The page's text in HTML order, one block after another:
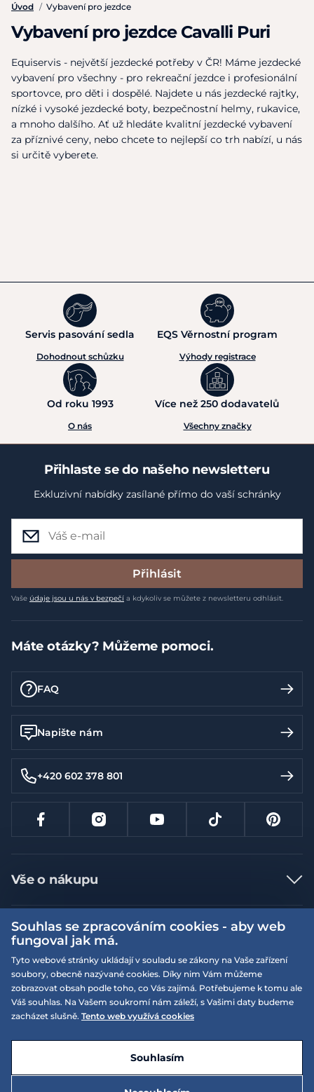
Úvod / Vybavení pro jezdce
Vybavení pro jezdce Cavalli Puri
Equiservis - největší jezdecké potřeby v ČR! Máme jezdecké
vybavení pro všechny - pro rekreační jezdce i profesionální
sportovce, pro děti i dospělé. Najdete u nás jezdecké rajtky,
nízké i vysoké jezdecké boty, bezpečnostní helmy, rukavice,
a mnoho dalšího. Ať už hledáte kvalitní jezdecké vybavení
za příznivé ceny, nebo chcete to nejlepší co trh nabízí, u nás
si určitě vyberete.
Servis pasování sedla
Dohodnout schůzku
EQS Věrnostní program
Výhody registrace
Od roku 1993
O nás
Více než 250 dodavatelů
Všechny značky
Přihlaste se do našeho newsletteru
Exkluzivní nabídky zasílané přímo do vaší schránky
Přihlásit
Vaše údaje jsou u nás v bezpečí a kdykoliv se můžete z newsletteru odhlásit.
Máte otázky? Můžeme pomoci.
FAQ
Napište nám
+420 602 378 801
Vše o nákupu
Jak nakupovat
Nejčastější dotazy
Doprava a platba
Vrácení a výměna zboží
Reklamace
Velikostní tabulky
Více informací
Obchodní podmínky
Podmínky EQS věrnostního klubu
On-line katalogy
Dotace
Naše prodejny
EQS Rudná
EQS Praha 9 - Letňany
E-shop vytvořila a technicky zajišťujeSIMPLIA.cz
Souhlas se zpracováním cookies - aby web
fungoval jak má.
Tyto webové stránky ukládají v souladu se zákony na Vaše zařízení
soubory, obecně nazývané cookies. Díky nim Vám můžeme
zobrazovat obsah podle toho, co Vás zajímá. Potřebujeme k tomu ale
Váš souhlas. Na Vašem soukromí nám záleží, s Vašimi daty budeme
zacházet slušně. Tento web využívá cookies
Souhlasím